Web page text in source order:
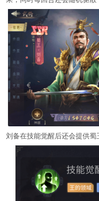
刘备在技能觉醒后还会提供